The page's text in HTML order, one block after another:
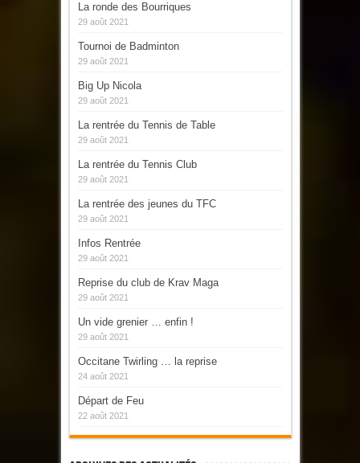
La ronde des Bourriques
29 août 2021
Tournoi de Badminton
29 août 2021
Big Up Nicola
29 août 2021
La rentrée du Tennis de Table
29 août 2021
La rentrée du Tennis Club
29 août 2021
La rentrée des jeunes du TFC
29 août 2021
Infos Rentrée
29 août 2021
Reprise du club de Krav Maga
29 août 2021
Un vide grenier … enfin !
29 août 2021
Occitane Twirling … la reprise
24 août 2021
Départ de Feu
22 août 2021